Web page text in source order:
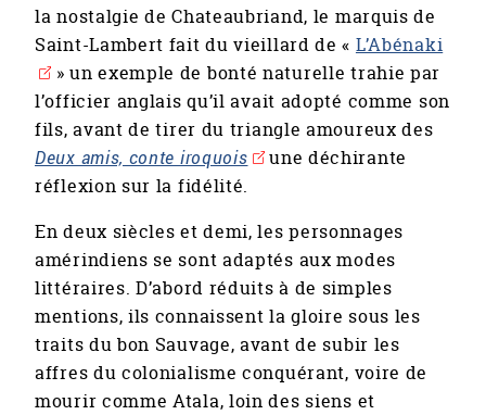
la nostalgie de Chateaubriand, le marquis de
Saint-Lambert fait du vieillard de « L’Abénaki
» un exemple de bonté naturelle trahie par
l’officier anglais qu’il avait adopté comme son
fils, avant de tirer du triangle amoureux des
Deux amis, conte iroquois
une déchirante
réflexion sur la fidélité.
En deux siècles et demi, les personnages
amérindiens se sont adaptés aux modes
littéraires. D’abord réduits à de simples
mentions, ils connaissent la gloire sous les
traits du bon Sauvage, avant de subir les
affres du colonialisme conquérant, voire de
mourir comme Atala, loin des siens et